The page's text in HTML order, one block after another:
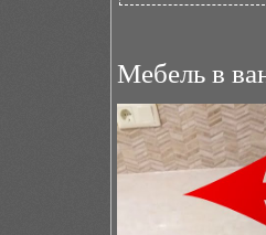
Мебель в